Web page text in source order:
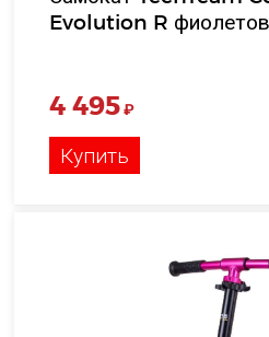
Evolution R
4 495₽
Купить